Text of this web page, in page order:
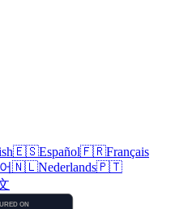
🇪🇸Español🇫🇷Français
🇳🇱Nederlands🇵🇹